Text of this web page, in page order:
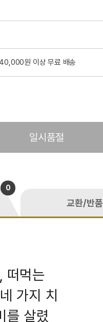
원 이상 무료 배송
일시품절
0
교환/반품
떠먹는
가지 치
를 살렸